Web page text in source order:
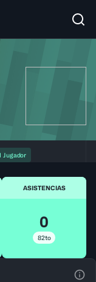
Jugador
ASISTENCIAS
0
82to